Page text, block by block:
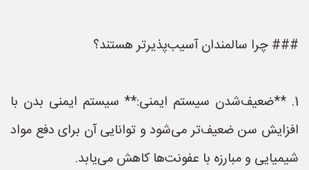
### چرا سالمندان آسیب‌پذیرتر هستند؟
1. **ضعیف‌شدن سیستم ایمنی:** سیستم ایمنی بدن با
افزایش سن ضعیف‌تر می‌شود و توانایی آن برای دفع مواد
شیمیایی و مبارزه با عفونت‌ها کاهش می‌یابد.